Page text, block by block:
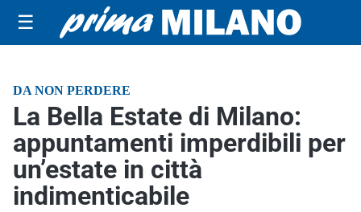
☰
DA NON PERDERE
La Bella Estate di Milano:
appuntamenti imperdibili per
un’estate in città
indimenticabile